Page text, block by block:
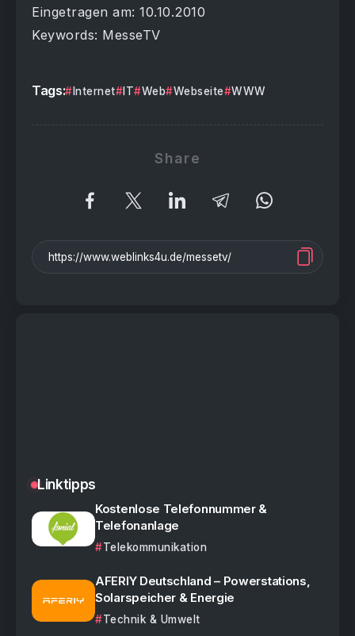
Eingetragen am: 10.10.2010
Keywords: MesseTV
Tags: Internet IT Web Webseite WWW
Share
Linktipps
Kostenlose Telefonnummer &
Telefonanlage
Telekommunikation
AFERIY Deutschland – Powerstations,
Solarspeicher & Energie
Technik & Umwelt